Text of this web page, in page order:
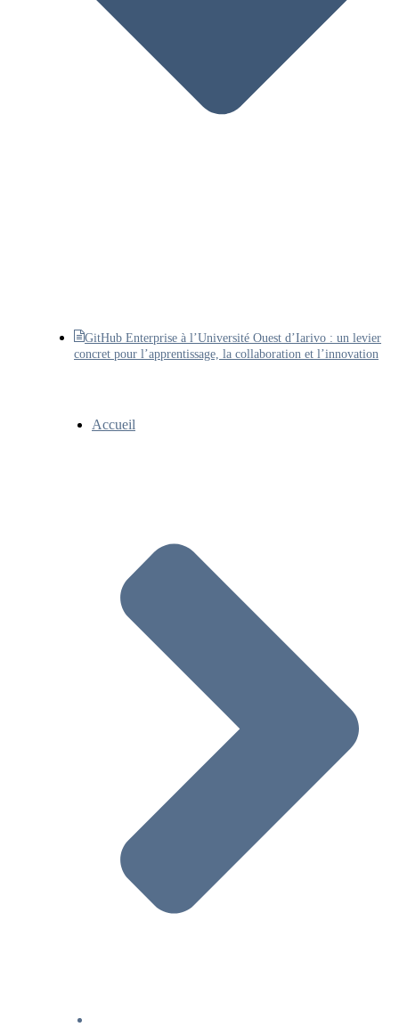
GitHub Enterprise à l’Université Ouest d’Iarivo : un levier
concret pour l’apprentissage, la collaboration et l’innovation
Accueil